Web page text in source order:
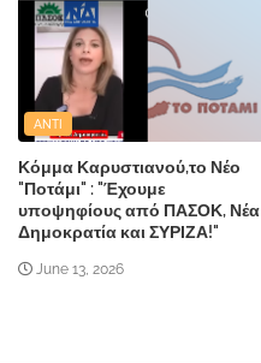
ANTI
Κόμμα Καρυστιανού,το Νέο
"Ποτάμι" : "Έχουμε
υποψηφίους από ΠΑΣΟΚ, Νέα
Δημοκρατία και ΣΥΡΙΖΑ!"
June 13, 2026